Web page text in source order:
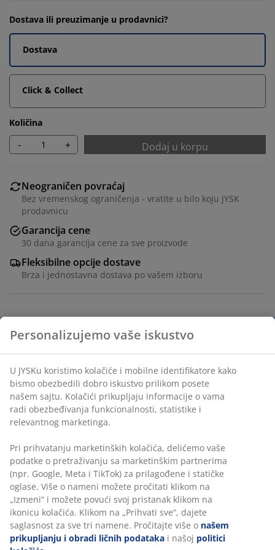
Dostava ili preuzimanje u prodavnici?
Dostava
Click & Collect
Količina
- + Dodaj u korpu
Neograničen povraćaj
Bez vremenskog ograničenja - vratite u bilo koju JYSK
prodavnicu
Garancija cene
30 dana garancija cene za sve proizvode
Fleksibilne opcije dostave
Brza i jednostavna dostava po vašem izboru
Korpa za veš izrađena od morske trave i poliestera sa
praktičnim ručkama za lako nošenje. Njegov kompaktni
dizajn štedi prostor, što ga čini idealnim za uredno
sortiranje veša. Š37xD37xV55 cm
Šifra artikla: 4912393
Tehnički podaci
Recenzije
( 14)
Personalizujemo vaše iskustvo
U JYSKu koristimo kolačiće i mobilne identifikatore kako
bismo obezbedili dobro iskustvo prilikom posete
našem sajtu. Kolačići prikupljaju informacije o vama
radi obezbeđivanja funkcionalnosti, statistike i
relevantnog marketinga.
Pri prihvatanju marketinških kolačića, delićemo vaše
podatke o pretraživanju sa marketinškim partnerima
(npr. Google, Meta i TikTok) za prilagođene i statičke
oglase. Više o nameni možete pročitati klikom na
„Izmeni“ i možete povući svoj pristanak klikom na
ikonicu kolačića. Klikom na „Prihvati sve“, dajete
saglasnost za sve tri namene. Pročitajte više o našem
prikupljanju i obradi ličnih podataka i našoj politici